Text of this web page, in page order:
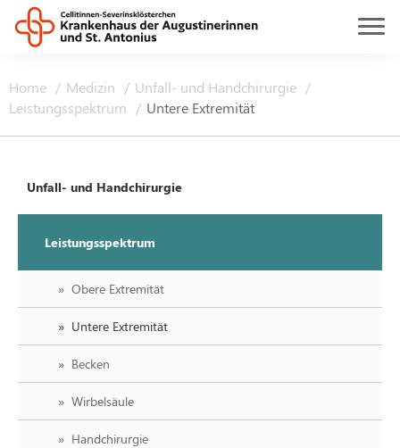
Home Medizin
Unfall- und Handchirurgie
Leistungsspektrum
Untere Extremität
Unfall- und Handchirurgie
Leistungsspektrum
Obere Extremität
Untere Extremität
Becken
Wirbelsäule
Handchirurgie